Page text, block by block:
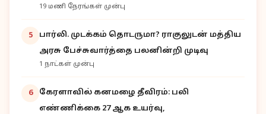
19 மணி நேரங்கள் முன்பு
5
பார்லி. முடக்கம் தொடருமா? ராகுலுடன் மத்திய
அரசு பேச்சுவார்த்தை பலனின்றி முடிவு
1 நாட்கள் முன்பு
6
கேரளாவில் கனமழை தீவிரம்: பலி
எண்ணிக்கை 27 ஆக உயர்வு,